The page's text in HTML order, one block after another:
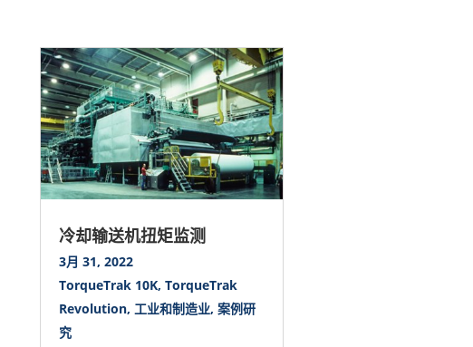
冷却输送机扭矩监测
3月 31, 2022
TorqueTrak 10K,TorqueTrak
Revolution, 工业和制造业,案例研
究